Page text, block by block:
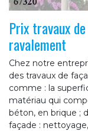
Prix travaux
ravalement
Chez notre
des travaux de
comme : la
matériau qui
béton, en brique ;
façade :